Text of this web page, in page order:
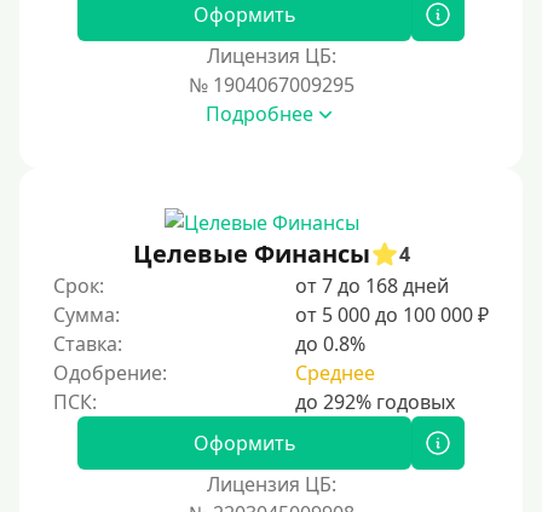
Виза (Visa)
Моментум (Momentum)
Через систему Контакт (Contact)
Золотая Корона
Через систему быстрых платежей СБП
Способы получения
Без активации сервиса
Оформить
Лицензия ЦБ:
№ 1904067009295
Подробнее
Целевые Финансы
4
Срок:
от 7 до 168 дней
Сумма:
от 5 000 до 100 000 ₽
Ставка:
до 0.8%
Одобрение:
Среднее
Оформить
Лицензия ЦБ: